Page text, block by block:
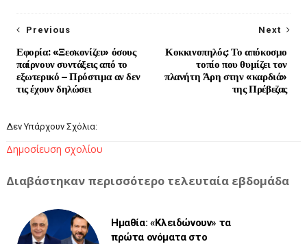
Next
Κοκκινοπηλός: Το απόκοσμο
τοπίο που θυμίζει τον
πλανήτη Άρη στην «καρδιά»
της Πρέβεζας
Previous
Εφορία: «Ξεσκονίζει» όσους
παίρνουν συντάξεις από το
εξωτερικό – Πρόστιμα αν δεν
τις έχουν δηλώσει
Δεν Υπάρχουν Σχόλια:
Δημοσίευση σχολίου
Διαβάστηκαν περισσότερο τελευταία εβδομάδα
Ημαθία: «Κλειδώνουν» τα
πρώτα ονόματα στο